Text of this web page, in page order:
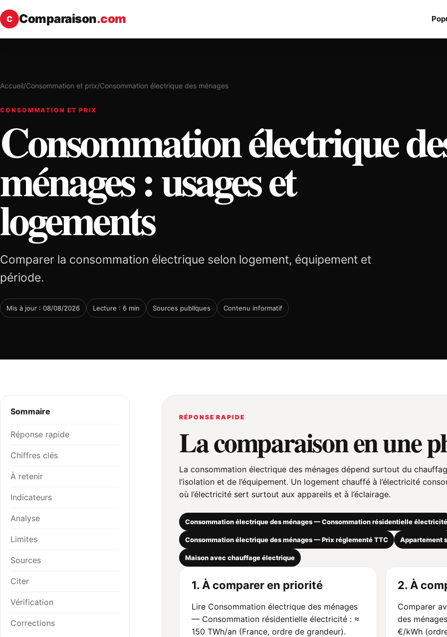
C Comparaison.com
Accueil/Consommation et prix/Consommation électrique des ménages
CONSOMMATION ET PRIX
Consommation électrique
ménages : usages et
logements
Comparer la consommation électrique selon logement, équipement et
période.
Mis à jour : 08/08/2026 Lecture : 6 min Sources publiques Contenu informatif
Sommaire
Réponse rapide
Chiffres clés
À retenir
Indicateurs
Analyse
Limites
Sources
Citer
Vérification
Corrections
RÉPONSE RAPIDE
La comparaison en une
La consommation électrique des ménages dépend surtout du
l’isolation et de l’équipement. Un logement chauffé à l’électricité
où l’électricité sert surtout aux appareils et à l’éclairage.
Consommation électrique des ménages — Consommation résidentielle électricité
Consommation électrique des ménages — Prix réglementé TTC Appartement
Maison avec chauffage électrique
1. À comparer en priorité
Lire Consommation électrique des ménages
— Consommation résidentielle électricité : ≈
150 TWh/an (France, ordre de grandeur).
2. À
Comparer
des
€/kWh